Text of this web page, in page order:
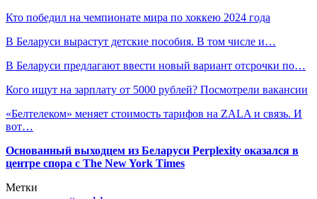
Кто победил на чемпионате мира по хоккею 2024 года
В Беларуси вырастут детские пособия. В том числе и…
В Беларуси предлагают ввести новый вариант отсрочки по…
Кого ищут на зарплату от 5000 рублей? Посмотрели вакансии
«Белтелеком» меняет стоимость тарифов на ZALA и связь. И
вот…
Основанный выходцем из Беларуси Perplexity оказался в
центре спора с The New York Times
Метки